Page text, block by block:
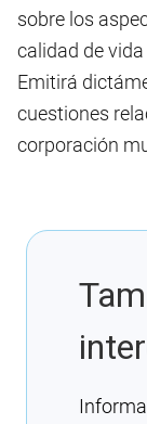
sobre los
calidad de
Emitirá
cuestiones
corporación